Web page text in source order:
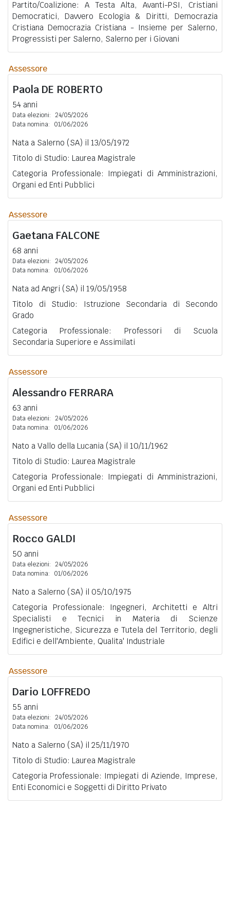
Partito/Coalizione: A Testa Alta, Avanti-PSI, Cristiani
Democratici, Davvero Ecologia & Diritti, Democrazia
Cristiana Democrazia Cristiana - Insieme per Salerno,
Progressisti per Salerno, Salerno per i Giovani
Assessore
Paola DE ROBERTO
54 anni
Data elezioni: 24/05/2026
Data nomina:
01/06/2026
Nata a Salerno (SA) il 13/05/1972
Titolo di Studio: Laurea Magistrale
Categoria Professionale: Impiegati di Amministrazioni,
Organi ed Enti Pubblici
Assessore
Gaetana FALCONE
68 anni
Data elezioni: 24/05/2026
Data nomina:
01/06/2026
Nata ad Angri (SA) il 19/05/1958
Titolo di Studio: Istruzione Secondaria di Secondo
Grado
Categoria Professionale: Professori di Scuola
Secondaria Superiore e Assimilati
Assessore
Alessandro FERRARA
63 anni
Data elezioni: 24/05/2026
Data nomina:
01/06/2026
Nato a Vallo della Lucania (SA) il 10/11/1962
Titolo di Studio: Laurea Magistrale
Categoria Professionale: Impiegati di Amministrazioni,
Organi ed Enti Pubblici
Assessore
Rocco GALDI
50 anni
Data elezioni: 24/05/2026
Data nomina:
01/06/2026
Nato a Salerno (SA) il 05/10/1975
Categoria Professionale: Ingegneri, Architetti e Altri
Specialisti e Tecnici in Materia di Scienze
Ingegneristiche, Sicurezza e Tutela del Territorio, degli
Edifici e dell'Ambiente, Qualita' Industriale
Assessore
Dario LOFFREDO
55 anni
Data elezioni: 24/05/2026
Data nomina:
01/06/2026
Nato a Salerno (SA) il 25/11/1970
Titolo di Studio: Laurea Magistrale
Categoria Professionale: Impiegati di Aziende, Imprese,
Enti Economici e Soggetti di Diritto Privato